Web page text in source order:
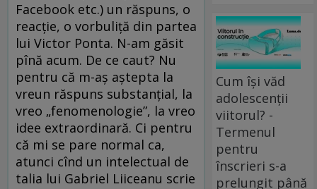
Facebook etc.) un răspuns, o
reacție, o vorbuliță din partea
lui Victor Ponta. N-am găsit
pînă acum. De ce caut? Nu
pentru că m-aș aștepta la
vreun răspuns substanțial, la
vreo „fenomenologie”, la vreo
idee extraordinară. Ci pentru
că mi se pare normal ca,
atunci cînd un intelectual de
talia lui Gabriel Liiceanu scrie
Cum își văd
adolescenții
viitorul? -
Termenul
pentru
înscrieri s-a
prelungit până